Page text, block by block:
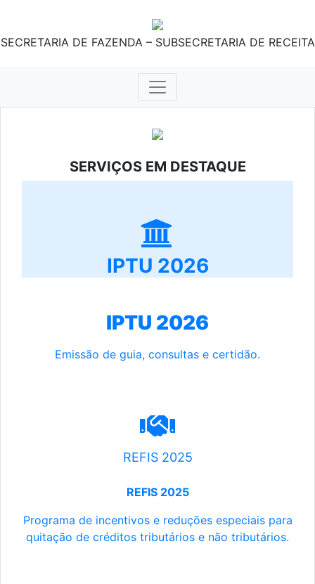
SECRETARIA DE FAZENDA – SUBSECRETARIA DE RECEITA
SERVIÇOS EM DESTAQUE
IPTU 2026
IPTU 2026
Emissão de guia, consultas e certidão.
REFIS 2025
REFIS 2025
Programa de incentivos e reduções especiais para
quitação de créditos tributários e não tributários.